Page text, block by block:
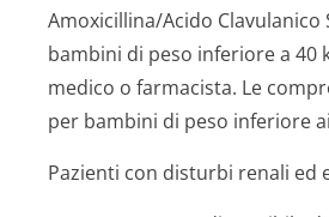
Amoxicillina/Acido Clavulanico
bambini di peso inferiore a 40
medico o farmacista. Le
per bambini di peso inferiore
Pazienti con disturbi renali ed